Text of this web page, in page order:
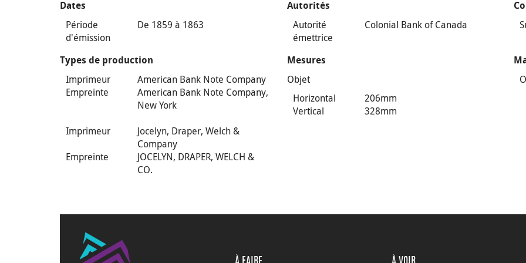
Dates
Période
d'émission
De 1859 à 1863
Autorités
Autorité
émettrice
Colonial Bank of Canada
Types de production
Imprimeur
American Bank Note Company
Empreinte
American Bank Note Company,
New York
Imprimeur
Jocelyn, Draper, Welch &
Company
Empreinte
JOCELYN, DRAPER, WELCH &
CO.
Mesures
Objet
Horizontal
206mm
Vertical
328mm